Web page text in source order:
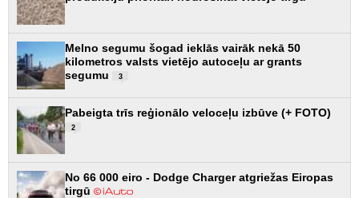
Melno segumu šogad ieklās vairāk nekā 50
kilometros valsts vietējo autoceļu ar grants
segumu
3
Pabeigta trīs reģionālo veloceļu izbūve (+ FOTO)
2
No 66 000 eiro - Dodge Charger atgriežas Eiropas
tirgū